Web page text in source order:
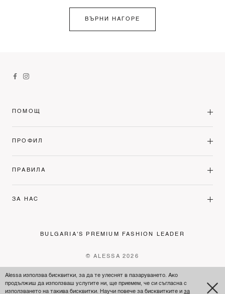
ВЪРНИ НАГОРЕ
Alessa използва бисквитки, за да те улеснят в пазаруването. Ако
продължиш да използваш услугите ни, ще приемем, че си съгласна с
използването на такива бисквитки. Научи повече за бисквитките и за
ПОМОЩ
ПРОФИЛ
ПРАВИЛА
ЗА НАС
BULGARIA'S PREMIUM FASHION LEADER
© ALESSA 2026